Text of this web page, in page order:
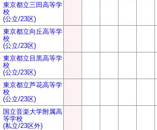
東京都立三田高等学
校
(公立/23区)
東京都立向丘高等学
校
(公立/23区)
東京都立目黒高等学
校
(公立/23区)
東京都立芦花高等学
校
(公立/23区)
国立音楽大学附属高
等学校
(私立/23区外)